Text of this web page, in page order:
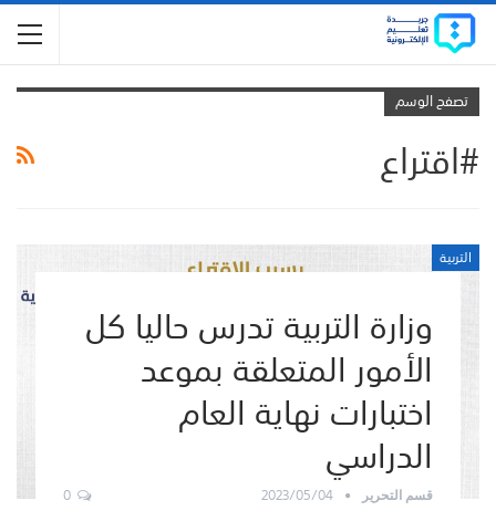
تصفح الوسم
#اقتراع
التربية
وزارة التربية تدرس حاليا كل
الأمور المتعلقة بموعد
اختبارات نهاية العام
الدراسي
قسم التحرير 2023/05/04
0